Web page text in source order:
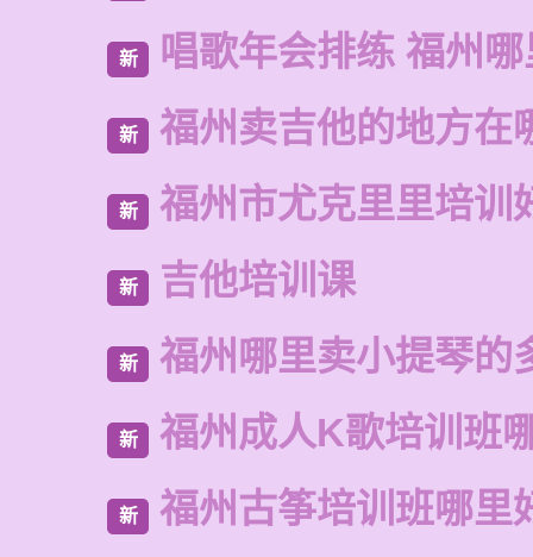
新 唱歌年会排练 福州
新 福州卖吉他的地方在
新 福州市尤克里里培训
新 吉他培训课
新 福州哪里卖小提琴的
新 福州成人K歌培训班
新 福州古筝培训班哪里